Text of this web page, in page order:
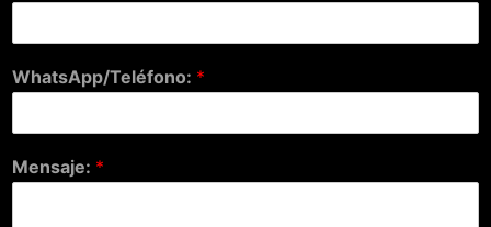
WhatsApp/Teléfono: *
Mensaje: *